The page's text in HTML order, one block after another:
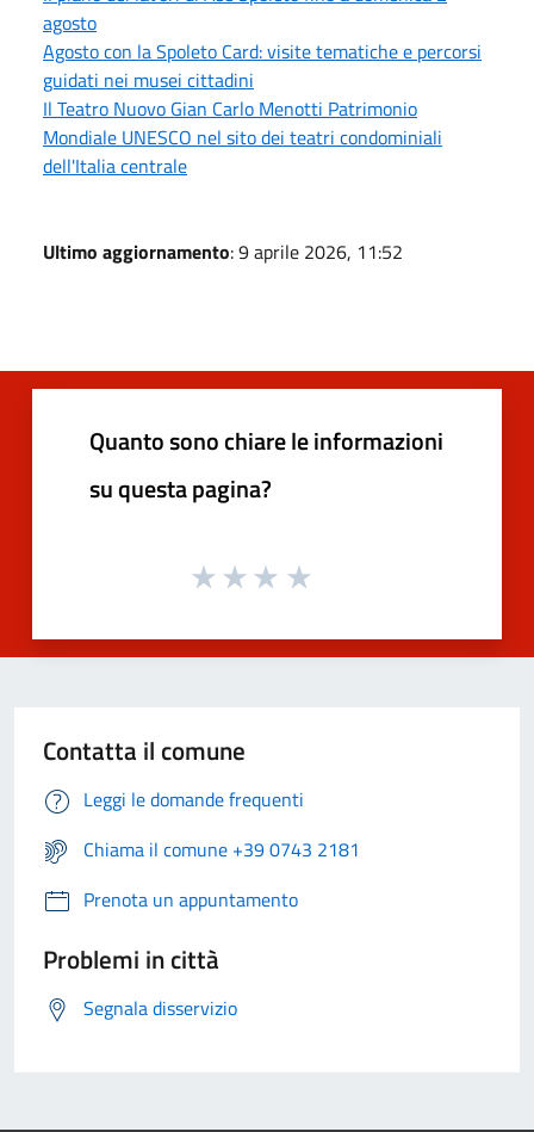
agosto
Agosto con la Spoleto Card: visite tematiche e percorsi
guidati nei musei cittadini
Il Teatro Nuovo Gian Carlo Menotti Patrimonio
Mondiale UNESCO nel sito dei teatri condominiali
dell'Italia centrale
Ultimo aggiornamento: 9 aprile 2026, 11:52
Quanto sono chiare le informazioni
su questa pagina?
Contatta il comune
Leggi le domande frequenti
Chiama il comune +39 0743 2181
Prenota un appuntamento
Problemi in città
Segnala disservizio